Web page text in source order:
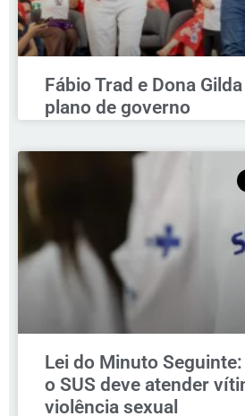
Fábio Trad e Dona
plano de governo
Lei do Minuto
o SUS deve atender
violência sexual